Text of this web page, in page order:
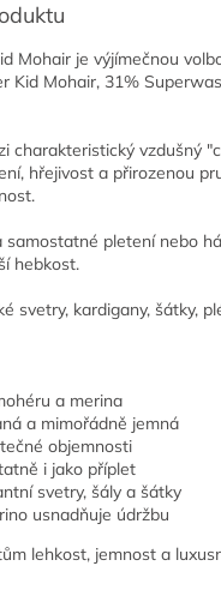
Mohair je výjímečnou
Kid Mohair, 31%
charakteristický vzdušný
hřejivost a přirozenou
samostatné pletení nebo
hebkost.
svetry, kardigany, šátky,
a merina
a mimořádně jemná
objemnosti
i jako příplet
svetry, šály a šátky
usnadňuje údržbu
lehkost, jemnost a